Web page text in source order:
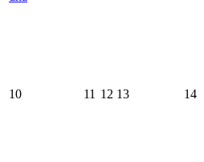
10 11 12 13 14